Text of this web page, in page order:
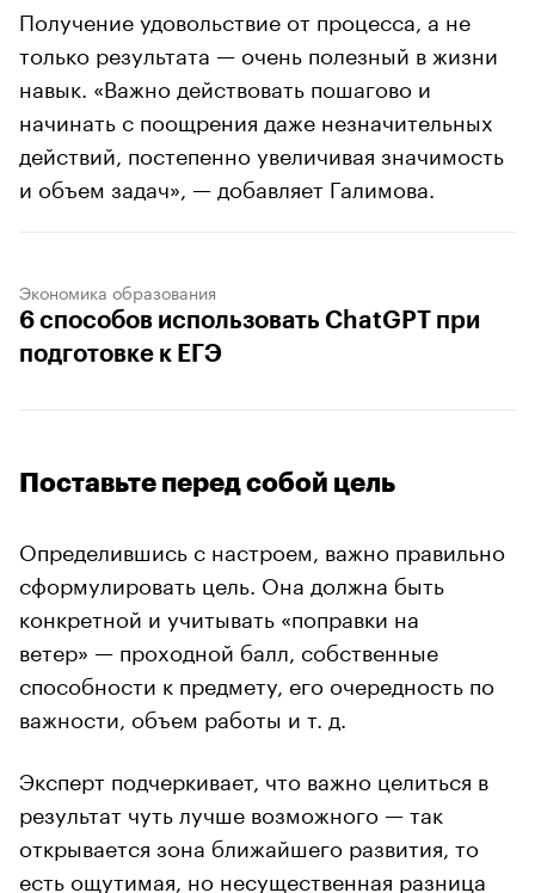
Получение удовольствие от процесса, а не
только результата — очень полезный в жизни
навык. «Важно действовать пошагово и
начинать с поощрения даже незначительных
действий, постепенно увеличивая значимость
и объем задач», — добавляет Галимова.
Экономика образования
6 способов использовать ChatGPT при
подготовке к ЕГЭ
Поставьте перед собой цель
Определившись с настроем, важно правильно
сформулировать цель. Она должна быть
конкретной и учитывать «поправки на
ветер» — проходной балл, собственные
способности к предмету, его очередность по
важности, объем работы и т. д.
Эксперт подчеркивает, что важно целиться в
результат чуть лучше возможного — так
открывается зона ближайшего развития, то
есть ощутимая, но несущественная разница